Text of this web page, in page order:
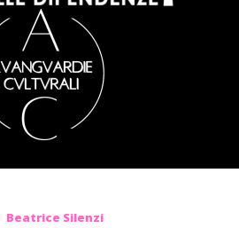
Beatrice Silenzi